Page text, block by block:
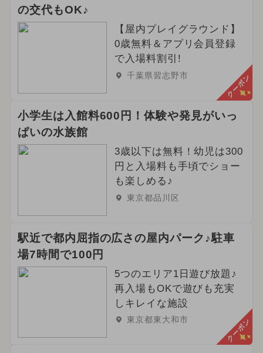
の交代もOK♪
【屋内プレイグラウンド】
0歳無料＆アプリ会員登録
で入場料割引!
千葉県習志野市 クーポン
小学生は入館料600円！体験や発見がいっ
ぱいの水族館
3歳以下は無料！幼児は300
円と入場料も手頃でショー
も楽しめる♪
東京都品川区
駅近で都内屈指の広さの屋内パーク♪駐車
場7時間で100円
5つのエリア1日遊び放題♪
再入場もOKで遊びも充実
しキレイな施設
東京都東大和市 クーポン